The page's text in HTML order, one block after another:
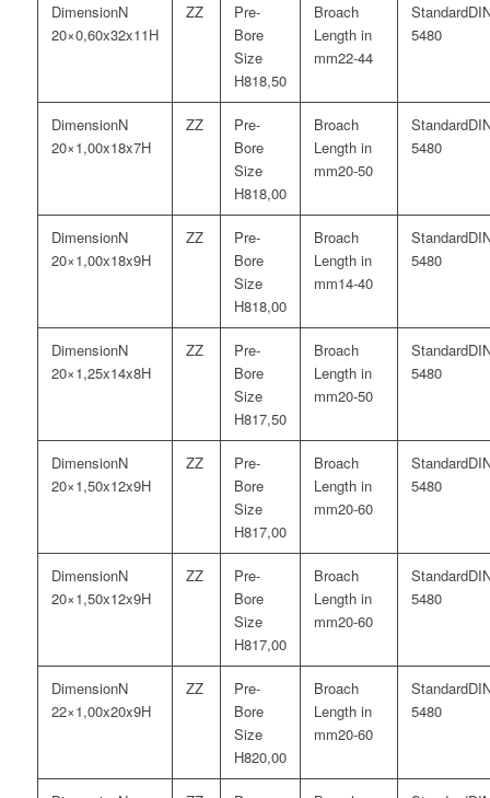
N
20×0,60x32x11H
18,50
22-44
5480
N
20×1,00x18x7H
18,00
20-50
5480
N
20×1,00x18x9H
18,00
14-40
5480
N
20×1,25x14x8H
17,50
20-50
5480
N
20×1,50x12x9H
17,00
20-60
5480
N
20×1,50x12x9H
17,00
20-60
5480
N
22×1,00x20x9H
20,00
20-60
5480